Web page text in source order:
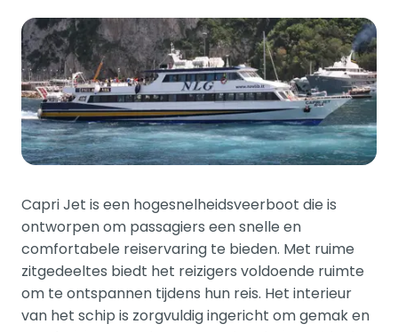
Capri Jet is een hogesnelheidsveerboot die is
ontworpen om passagiers een snelle en
comfortabele reiservaring te bieden. Met ruime
zitgedeeltes biedt het reizigers voldoende ruimte
om te ontspannen tijdens hun reis. Het interieur
van het schip is zorgvuldig ingericht om gemak en